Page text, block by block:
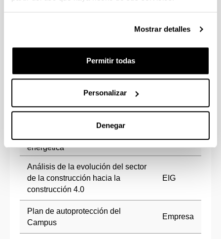
Mostrar detalles
Permitir todas
Personalizar
Denegar
Estudio sobre la calificación
residencial situado en
Arrasate/Mondragón, así como
energética
Análisis de la evolución del sector
de la construcción hacia la
construcción 4.0
EIG
Plan de autoprotección del
Campus
Empresa